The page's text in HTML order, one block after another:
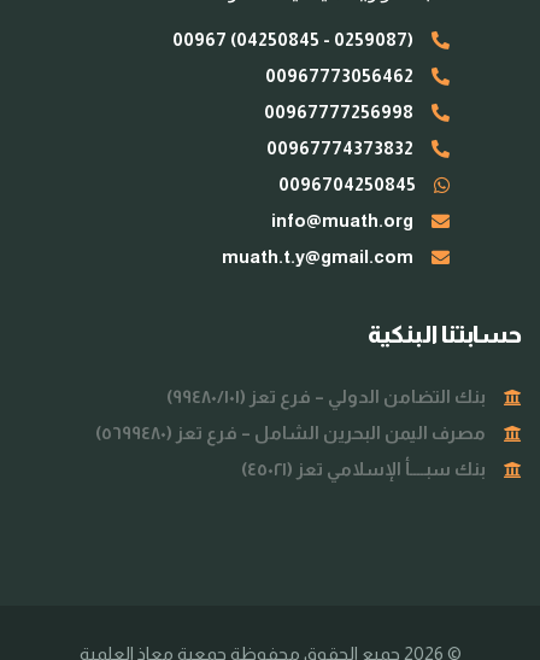
(0259087 - 04250845) 00967
00967773056462
00967777256998
00967774373832
0096704250845
info@muath.org
muath.t.y@gmail.com
حسابتنا البنكية
بنك التضامن الدولي – فرع تعز (٩٩٤٨٠/١٠١)
مصرف اليمن البحرين الشامل – فرع تعز (٥٦٩٩٤٨٠)
بنك سبــــأ الإسلامي تعز (٤٥٠٢١)
© 2026 جميع الحقوق محفوظة جمعية معاذ العلمية